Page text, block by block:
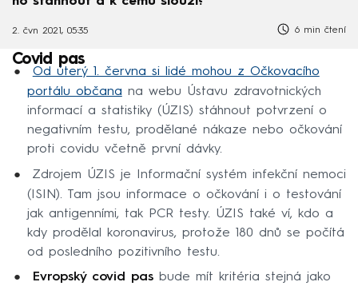
2. čvn 2021, 05:35 6 min čtení
Covid pas
Od úterý 1. června si lidé mohou z Očkovacího
portálu občana na webu Ústavu zdravotnických
informací a statistiky (ÚZIS) stáhnout potvrzení o
negativním testu, prodělané nákaze nebo očkování
proti covidu včetně první dávky.
Zdrojem ÚZIS je Informační systém infekční nemoci
(ISIN). Tam jsou informace o očkování i o testování
jak antigenními, tak PCR testy. ÚZIS také ví, kdo a
kdy prodělal koronavirus, protože 180 dnů se počítá
od posledního pozitivního testu.
Evropský covid pasbude mít kritéria stejná jako